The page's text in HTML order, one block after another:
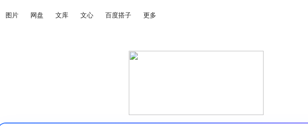
图片 网盘 文库 文心 百度搭子 更多